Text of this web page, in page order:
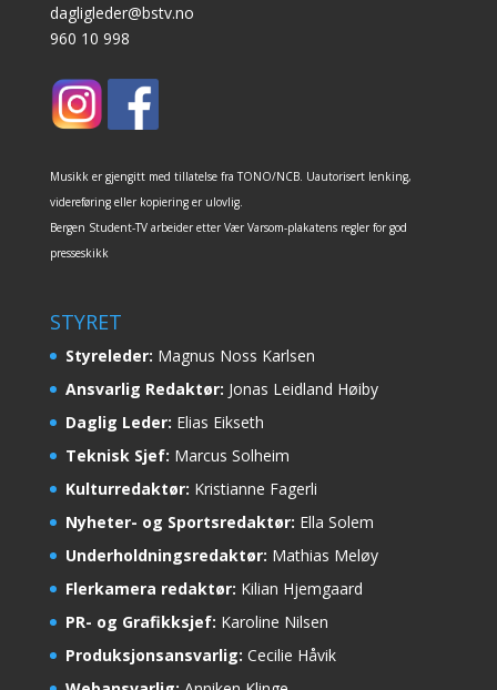
dagligleder@bstv.no
960 10 998
Musikk er gjengitt med tillatelse fra TONO/NCB. Uautorisert lenking,
videreføring eller kopiering er ulovlig.
Bergen Student-TV arbeider etter Vær Varsom-plakatens regler for god
presseskikk
STYRET
Styreleder: Magnus Noss Karlsen
Ansvarlig Redaktør: Jonas Leidland Høiby
Daglig Leder: Elias Eikseth
Teknisk Sjef: Marcus Solheim
Kulturredaktør: Kristianne Fagerli
Nyheter- og Sportsredaktør: Ella Solem
Underholdningsredaktør: Mathias Meløy
Flerkamera redaktør: Kilian Hjemgaard
PR- og Grafikksjef: Karoline Nilsen
Produksjonsansvarlig: Cecilie Håvik